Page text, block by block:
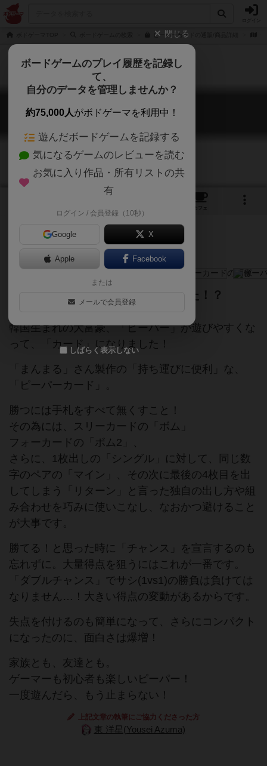
ピーパーカードの通販/商品詳細
ピーパーカード
Peeper Card
カフェ
ピーパーが…カードになっちゃった！？
韓国生まれの大富豪、「ピーパー」が遊びやすくな
って、「カード」になりました！
「まんまる」さん製作の「持ち運びに便利」な、
「ピーパーカード」。
勝つには手札をすべて無くすこと！
その為には、スリーカードの「ボム」
フォーカードの「ボム2」、
さらに、1枚出しの「シングル」に対して、同じ数
字のペアの「マイン」、その次に最後の4枚目を出
してしまう「リターン」と言った独自の出し方や組
み合わせを巧みに使いこなし、なおかつ避けること
が大事です。
勝てる！と思った時に「チャンス」を宣言するのも
忘れずに。大量得点を狙うにはこれが一番です。
「ダブルチャンス」でサシ(1vs1)の勝負は負けては
なりません…！大きい得点の変動があるからです。
失点を付けるのも簡単になって、さらにコンパクト
になったのに、面白さは爆増！
家族とも、友達とも。
ゲーマーも初心者も楽しいピーパー！
一度遊んだら、もう止まらない！
上記文章の執筆にご協力くださった方
東 洋星(Yousei Azuma)
閉じる
ボードゲームのプレイ履歴を記録し
て、
自分のデータを管理しませんか？
約75,000人がボドゲーマを利用中！
遊んだボードゲームを記録する
気になるゲームのレビューを読む
お気に入り作品・所有リストの共
有
ログイン / 会員登録（10秒）
Google X
Apple Facebook
または
メールで会員登録
しばらく表示しない